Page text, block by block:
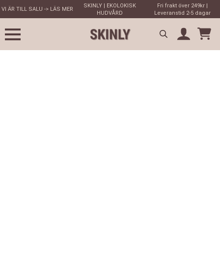
VI ÄR TILL SALU -> LÄS MER
SKINLY | EKOLOKISK
HUDVÅRD
Fri frakt över 249kr |
Leveranstid 2-5 dagar
Search